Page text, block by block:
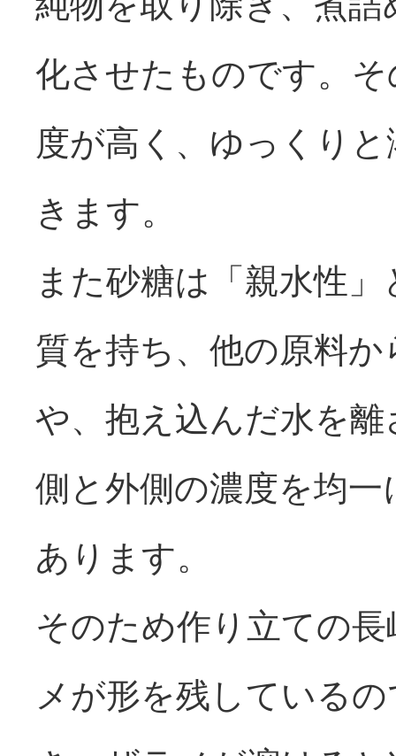
化させたものです。
度が高く、ゆっくり
きます。
また砂糖は「親水性」
質を持ち、他の原料
や、抱え込んだ水を
側と外側の濃度を均
あります。
そのため作り立ての
メが形を残している